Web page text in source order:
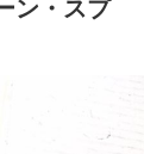
ン・スプ